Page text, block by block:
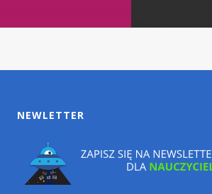
NEWLETTER